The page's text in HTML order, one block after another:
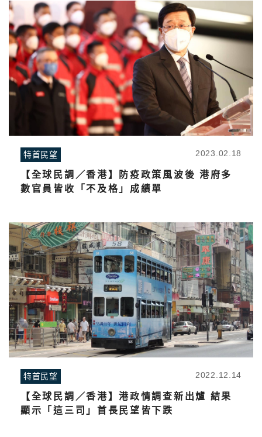
特首民望 2023.02.18
【全球民調／香港】防疫政策風波後 港府多
數官員皆收「不及格」成績單
特首民望 2022.12.14
【全球民調／香港】港政情調查新出爐 結果
顯示「這三司」首長民望皆下跌